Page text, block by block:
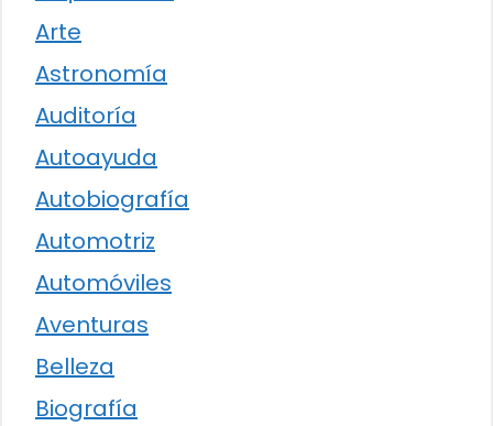
Arte
Astronomía
Auditoría
Autoayuda
Autobiografía
Automotriz
Automóviles
Aventuras
Belleza
Biografía